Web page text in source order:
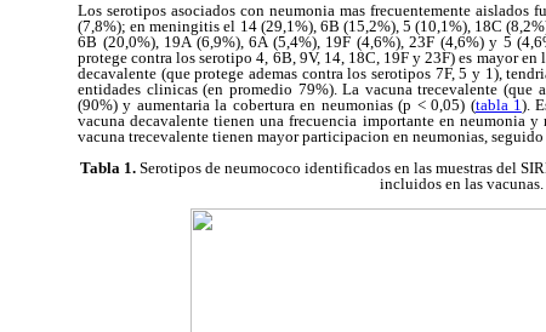
Los serotipos asociados con neumonia mas frecuentemente
(7,8%); en meningitis el 14 (29,1%), 6B (15,2%), 5 (10,1%), 18C
6B (20,0%), 19A (6,9%), 6A (5,4%), 19F (4,6%), 23F (4,6%) y 5
protege contra los serotipo 4, 6B, 9V, 14, 18C, 19F y 23F) es mayor
decavalente (que protege ademas contra los serotipos 7F, 5 y 1),
entidades clinicas (en promedio 79%). La vacuna trecevalente
(90%) y aumentaria la cobertura en neumonias (p < 0,05) (tabla 1).
vacuna decavalente tienen una frecuencia importante en neumonia
vacuna trecevalente tienen mayor participacion en neumonias, seguido
Tabla 1.Serotipos de neumococo identificados en las muestras del
incluidos en las